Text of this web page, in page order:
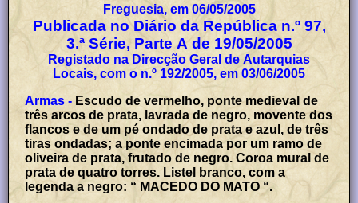
Freguesia, em 06/05/2005
Publicada no Diário da República n.º 97,
3.ª Série, Parte A de 19/05/2005
Registado na Direcção Geral de Autarquias
Locais, com o n.º 192/2005, em 03/06/2005
Armas - Escudo de vermelho, ponte medieval de
três arcos de prata, lavrada de negro, movente dos
flancos e de um pé ondado de prata e azul, de três
tiras ondadas; a ponte encimada por um ramo de
oliveira de prata, frutado de negro. Coroa mural de
prata de quatro torres. Listel branco, com a
legenda a negro: “ MACEDO DO MATO “.